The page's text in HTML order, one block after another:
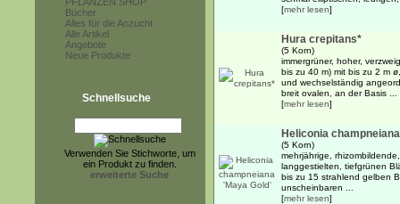
Bücher
Alles für die Anzucht
Alle Artikel
Angebote
Neue Produkte
Schnellsuche
Verwenden Sie Stichworte, um
ein Produkt zu finden.
erweiterte Suche
[mehr lesen]
Hura crepitans*
(5 Korn)
immergrüner, hoher,
bis zu 40 m) mit bis zu 2 m
und wechselständig
breit ovalen, an der Basis ...
[mehr lesen]
Heliconia
(5 Korn)
mehrjährige,
langgestielten, tiefgrünen
bis zu 15 strahlend gelben
unscheinbaren ...
[mehr lesen]